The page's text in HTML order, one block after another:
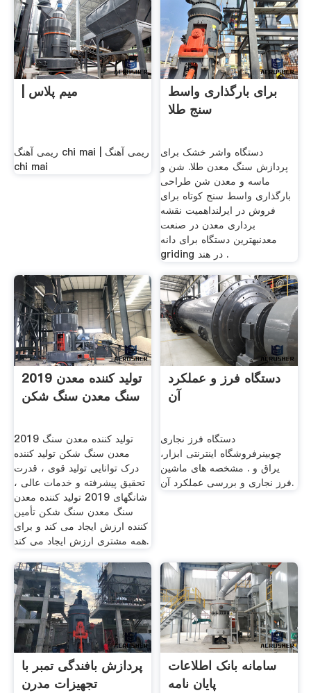
| میم پلاس
ریمی آهنگ chi mai | ریمی آهنگ
chi mai
برای بارگذاری واسط
سنج طلا
دستگاه واشر خشک برای
پردازش سنگ معدن طلا. شن و
ماسه و معدن شن طراحی
بارگذاری واسط سنج کوتاه برای
فروش در ایرلنداهمیت نقشه
برداری معدن در صنعت
معدنبهترین دستگاه برای دانه
griding در هند .
2019 تولید کننده معدن
سنگ معدن سنگ شکن
2019 تولید کننده معدن سنگ
معدن سنگ شکن تولید کننده
درک توانایی تولید قوی ، قدرت
تحقیق پیشرفته و خدمات عالی ،
شانگهای 2019 تولید کننده معدن
سنگ معدن سنگ شکن تأمین
کننده ارزش ایجاد می کند و برای
همه مشتری ارزش ایجاد می کند.
دستگاه فرز و عملکرد
آن
دستگاه فرز نجاری
چوبینرفروشگاه اینترنتی ابزار،
یراق و . مشخصه های ماشین
فرز نجاری و بررسی عملکرد آن.
پردازش بافندگی تمبر با
تجهیزات مدرن
سامانه بانک اطلاعات
پایان نامه